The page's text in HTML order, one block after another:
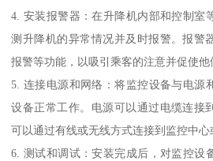
4. 安装报警器：在升降机内部和控制室
测升降机的异常情况并及时报警。报警
报警等功能，以吸引乘客的注意并促使他
5. 连接电源和网络：将监控设备与电源
设备正常工作。电源可以通过电缆连接
可以通过有线或无线方式连接到监控中心
6. 测试和调试：安装完成后，对监控设